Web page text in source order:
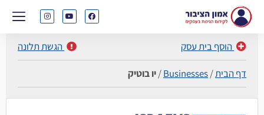
הוסף בית עסק הגשת תלונה
דף הבית/
Businesses
/יו בוטיק